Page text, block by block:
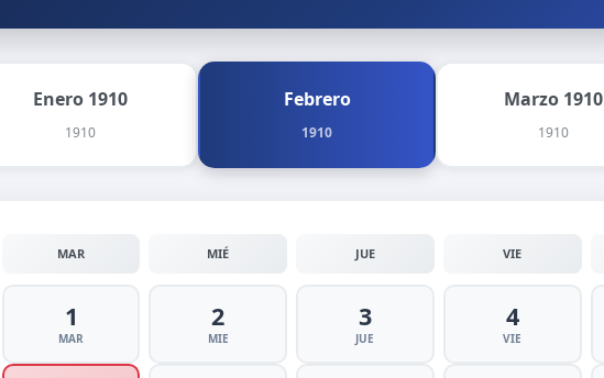
Enero 1910
1910
Febrero
1910
Marzo 1910
1910
MAR MIÉ JUE VIE
1
MAR
2
MIE
3
JUE
4
VIE